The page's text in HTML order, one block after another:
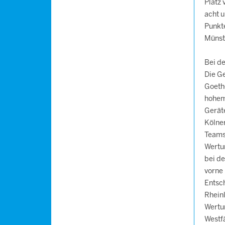
Platz
acht
Bei
Die
bei
vorne